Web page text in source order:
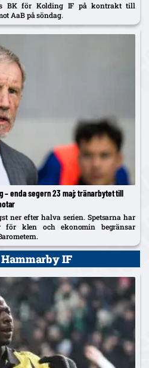
BK för Kolding IF på kontrakt till
AaB på söndag.
– enda segern 23 maj; tränarbytet till
ner efter halva serien. Spetsarna har
för klen och ekonomin begränsar
IF